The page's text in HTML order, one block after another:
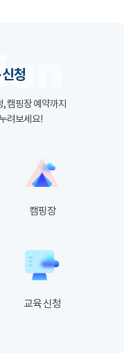
청
캠핑장 예약까지
려보세요!
캠핑장
교육 신청